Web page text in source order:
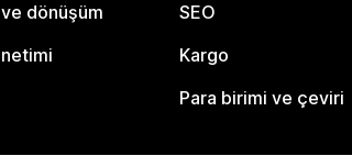
dönüşüm
SEO
Kargo
Para birimi ve çeviri